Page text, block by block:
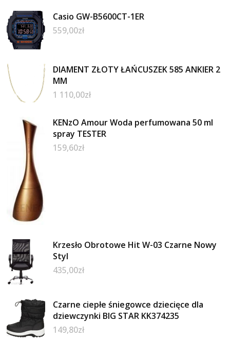
Casio GW-B5600CT-1ER
559,00zł
DIAMENT ZŁOTY ŁAŃCUSZEK 585 ANKIER 2
MM
1 110,00zł
KENzO Amour Woda perfumowana 50 ml
spray TESTER
159,60zł
Krzesło Obrotowe Hit W-03 Czarne Nowy
Styl
435,00zł
Czarne ciepłe śniegowce dziecięce dla
dziewczynki BIG STAR KK374235
149,80zł